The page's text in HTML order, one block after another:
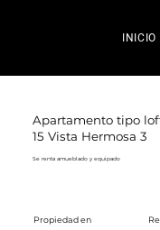
INICIO
Apartamento tipo
15 Vista Hermosa 3
Se renta amueblado y equipado
Propiedad en